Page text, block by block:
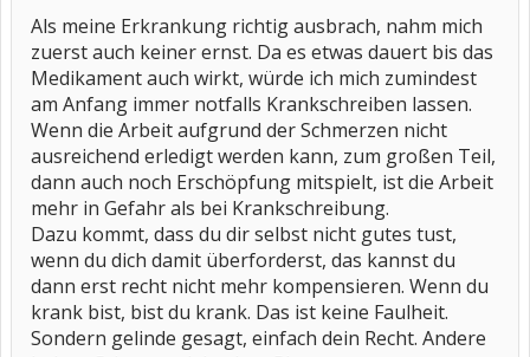
Als meine Erkrankung richtig ausbrach, nahm mich
zuerst auch keiner ernst. Da es etwas dauert bis das
Medikament auch wirkt, würde ich mich zumindest
am Anfang immer notfalls Krankschreiben lassen.
Wenn die Arbeit aufgrund der Schmerzen nicht
ausreichend erledigt werden kann, zum großen Teil,
dann auch noch Erschöpfung mitspielt, ist die Arbeit
mehr in Gefahr als bei Krankschreibung.
Dazu kommt, dass du dir selbst nicht gutes tust,
wenn du dich damit überforderst, das kannst du
dann erst recht nicht mehr kompensieren. Wenn du
krank bist, bist du krank. Das ist keine Faulheit.
Sondern gelinde gesagt, einfach dein Recht. Andere